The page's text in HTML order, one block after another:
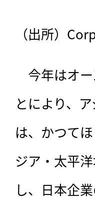
シンガポ
オースト
（出所）
今年はオー
とにより、
は、かつて
ジア・太平
し、日本企